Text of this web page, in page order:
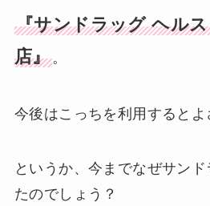
『サンドラッグ ヘル
店』。
今後はこっちを利用するとよ
というか、今までなぜサン
たのでしょう？